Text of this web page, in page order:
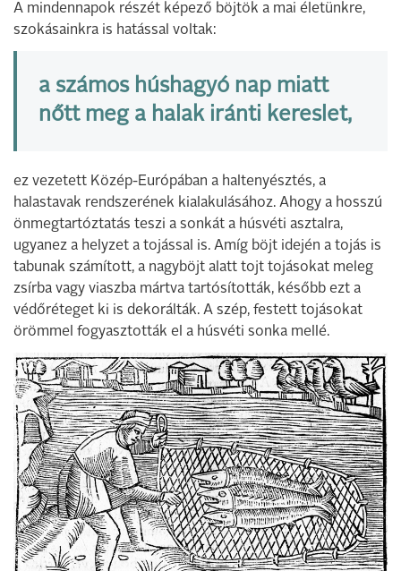
A mindennapok részét képező böjtök a mai életünkre,
szokásainkra is hatással voltak:
a számos húshagyó nap miatt
nőtt meg a halak iránti kereslet,
ez vezetett Közép-Európában a haltenyésztés, a
halastavak rendszerének kialakulásához. Ahogy a hosszú
önmegtartóztatás teszi a sonkát a húsvéti asztalra,
ugyanez a helyzet a tojással is. Amíg böjt idején a tojás is
tabunak számított, a nagyböjt alatt tojt tojásokat meleg
zsírba vagy viaszba mártva tartósították, később ezt a
védőréteget ki is dekorálták. A szép, festett tojásokat
örömmel fogyasztották el a húsvéti sonka mellé.